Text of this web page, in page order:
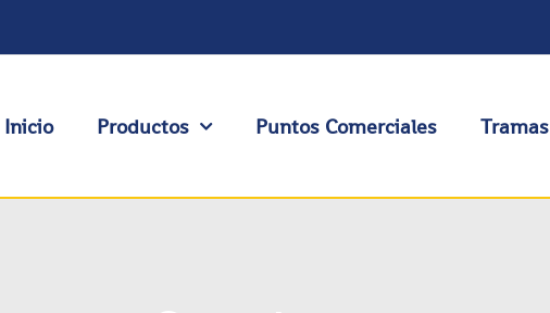
Inicio Productos Puntos Comerciales Tramas